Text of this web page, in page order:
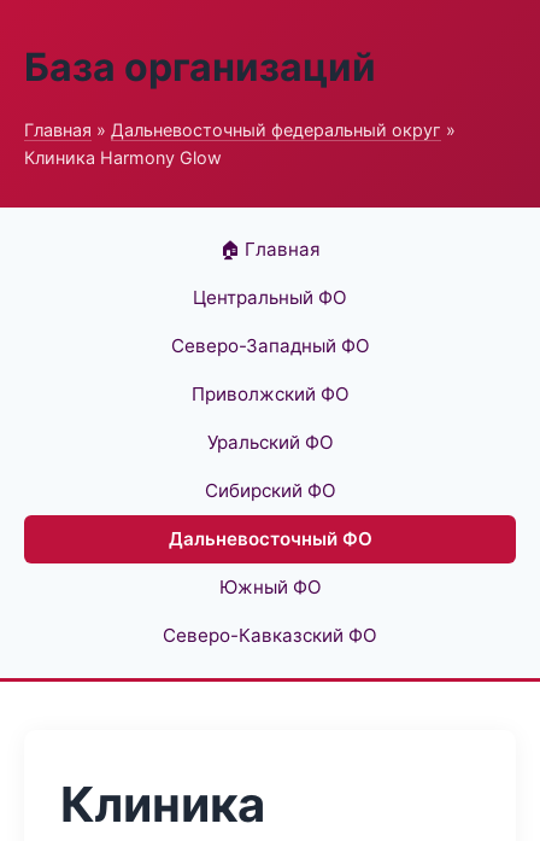
База организаций
Главная » Дальневосточный федеральный округ »
Клиника Harmony Glow
🏠 Главная
Центральный ФО
Северо-Западный ФО
Приволжский ФО
Уральский ФО
Сибирский ФО
Дальневосточный ФО
Южный ФО
Северо-Кавказский ФО
Клиника